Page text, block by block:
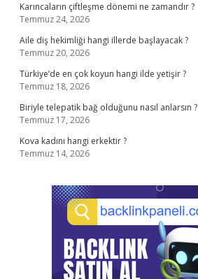
Karıncaların çiftleşme dönemi ne zamandır ?
Temmuz 24, 2026
Aile diş hekimliği hangi illerde başlayacak ?
Temmuz 20, 2026
Türkiye’de en çok koyun hangi ilde yetişir ?
Temmuz 18, 2026
Biriyle telepatik bağ olduğunu nasıl anlarsın ?
Temmuz 17, 2026
Kova kadını hangi erkektir ?
Temmuz 14, 2026